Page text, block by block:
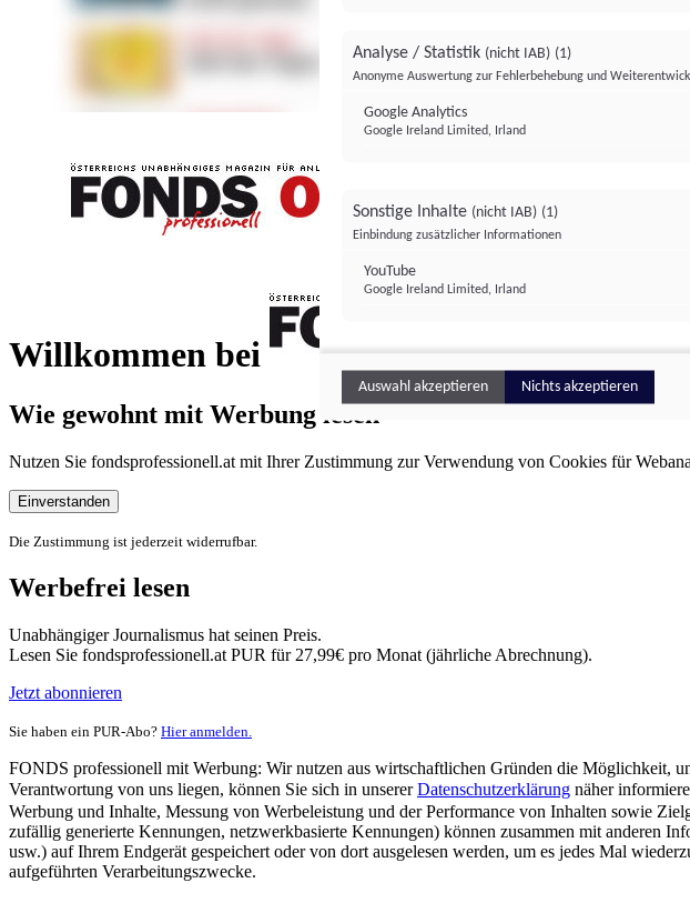
Willkommen bei
FONDS professionell
Wie gewohnt mit Werbung lesen
Nutzen Sie fondsprofessionell.at mit Ihrer Zustimmung zur Verwendung von Cookies für
Einverstanden
Die Zustimmung ist jederzeit widerrufbar.
Werbefrei lesen
Unabhängiger Journalismus hat seinen Preis.
Lesen Sie fondsprofessionell.at PUR für 27,99€ pro Monat (jährliche Abrechnung).
Jetzt abonnieren
Sie haben ein PUR-Abo? Hier anmelden.
FONDS professionell mit Werbung: Wir nutzen aus wirtschaftlichen Gründen die Möglichkeit,
Verantwortung von uns liegen, können Sie sich in unsererDatenschutzerklärung näher
Werbung und Inhalte, Messung von Werbeleistung und der Performance von Inhalten sowie
zufällig generierte Kennungen, netzwerkbasierte Kennungen) können zusammen mit anderen
usw.) auf Ihrem Endgerät gespeichert oder von dort ausgelesen werden, um es jedes Mal
aufgeführten Verarbeitungszwecke.
Analyse / Statistik (nicht IAB) (1)
Anonyme Auswertung zur Fehlerbehebung und
Google Analytics
Google Ireland Limited, Irland
Sonstige Inhalte (nicht IAB) (1)
Einbindung zusätzlicher Informationen
YouTube
Google Ireland Limited, Irland
Auswahl akzeptieren Nichts akzeptieren